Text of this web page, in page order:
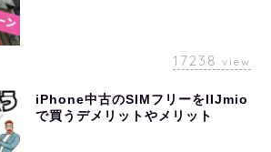
17238 view
iPhone中古のSIMフリーをIIJmio
で買うデメリットやメリット